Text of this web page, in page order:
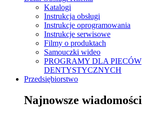
Katalogi
Instrukcja obsługi
Instrukcje oprogramowania
Instrukcje serwisowe
Filmy o produktach
Samouczki wideo
PROGRAMY DLA PIECÓW
DENTYSTYCZNYCH
Przedsiębiorstwo
Najnowsze wiadomości